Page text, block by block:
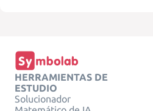
HERRAMIENTAS DE
ESTUDIO
Solucionador